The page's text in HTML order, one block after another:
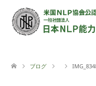
ブログ